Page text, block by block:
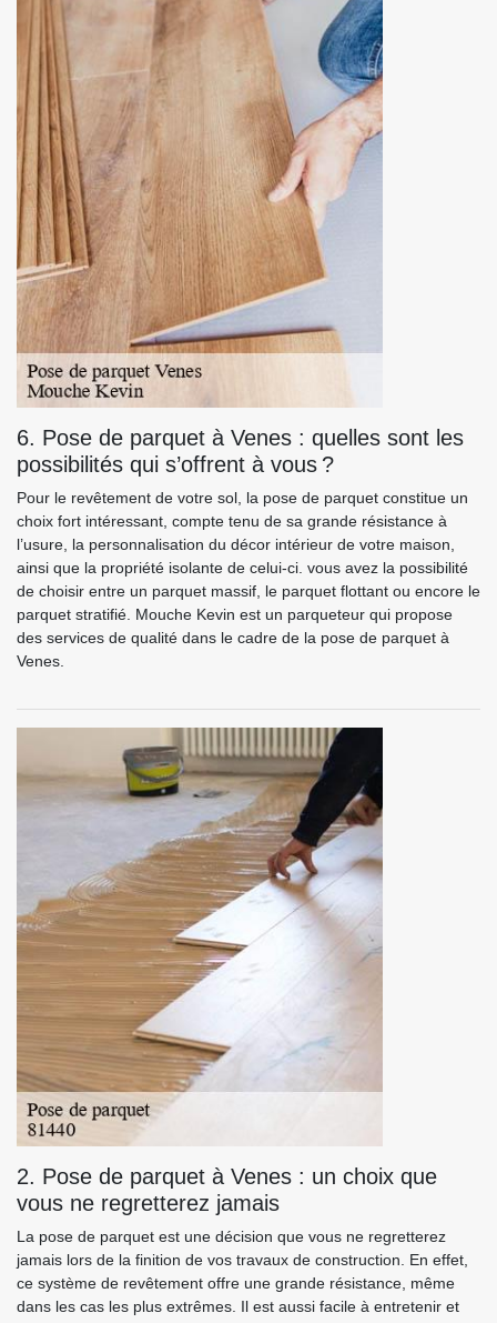
6. Pose de parquet à Venes : quelles sont les
possibilités qui s’offrent à vous ?
Pour le revêtement de votre sol, la pose de parquet constitue un
choix fort intéressant, compte tenu de sa grande résistance à
l’usure, la personnalisation du décor intérieur de votre maison,
ainsi que la propriété isolante de celui-ci. vous avez la possibilité
de choisir entre un parquet massif, le parquet flottant ou encore le
parquet stratifié. Mouche Kevin est un parqueteur qui propose
des services de qualité dans le cadre de la pose de parquet à
Venes.
2. Pose de parquet à Venes : un choix que
vous ne regretterez jamais
La pose de parquet est une décision que vous ne regretterez
jamais lors de la finition de vos travaux de construction. En effet,
ce système de revêtement offre une grande résistance, même
dans les cas les plus extrêmes. Il est aussi facile à entretenir et